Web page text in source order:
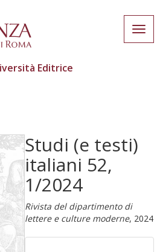
Editrice
Studi (e testi)
italiani 52,
1/2024
Rivista del dipartimento di
lettere e culture moderne, 2024